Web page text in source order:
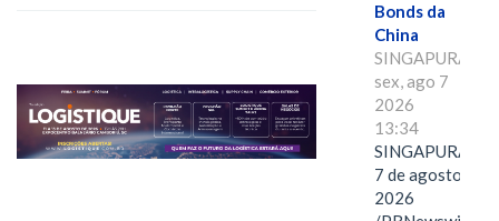
Bonds da
China
SINGAPURA,
sex, ago 7
2026
13:34
SINGAPURA,
7 de agosto de
2026